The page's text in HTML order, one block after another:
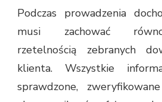
Podczas prowadzenia
musi zachować
rzetelnością zebranych
klienta. Wszystkie
sprawdzone,